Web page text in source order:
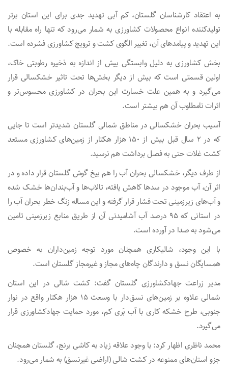
به اعتقاد کارشناسان گلستان، کم آبی تهدید جدی برای این استان‌ برتر
تولیدکننده انواع محصولات کشاورزی به شمار می‌رود که تنها راه مقابله با
این تهدید و پیامدهای آن، تغییر الگوی کشت و ترویج کشاورزی فشرده است.
بخش کشاورزی به دلیل وابستگی بیش از اندازه به ذخیره رطوبتی خاک،
اولین قسمتی است که بیش از دیگر بخش‌ها تحت تاثیر خشکسالی قرار
می‌گیرد و به همین علت خسارت این بحران در کشاورزی محسوس‌تر و
اثرات نامطلوب آن هم بیشتر است.
آسیب بحران خشکسالی در مناطق شمالی گلستان شدیدتر است تا جایی
که در ۲ سال قبل بیش از ۱۵۰ هزار هکتار از زمین‌های کشاورزی مستعد
کشت غلات حتی به فصل برداشت هم نرسید.
از طرف دیگر، خشکسالی بحران آب را هم بیخ گوش گلستان قرار داده و در
اثر آن، آب موجود در سدها کاهش یافته، تالاب‌ها و آب‌بندان‌ها خشک شده
و آب‌های زیرزمینی تحت فشار قرار گرفته و این مساله زنگ خطر بحران آب را
در استانی که ۹۵ درصد آب آشامیدنی آن از طریق منابع زیرزمینی تامین
می‌شود به صدا در آورده است.
با این وجود، شالیکاری همچنان مورد توجه زمین‌داران به خصوص
همسایگان نسق و دارندگان چاه‌های مجاز و غیرمجاز گلستان است.
مدیر زراعت جهادکشاورزی گلستان گفت: کشت شالی در این استان
شمالی علاوه بر زمین‌های نسق‌دار با وسعت ۱۵ هزار هکتار واقع در نوار
جنوبی، طرح خشکه کاری با آب بَری کم، مورد حمایت جهادکشاورزی قرار
می‌گیرد.
محمد ناظری اظهار کرد: با وجود علاقه زیاد به کاشی برنج، گلستان همچنان
جزو استان‌های ممنوعه در کشت شالی (اراضی غیرنسق) به شمار می‌رود.